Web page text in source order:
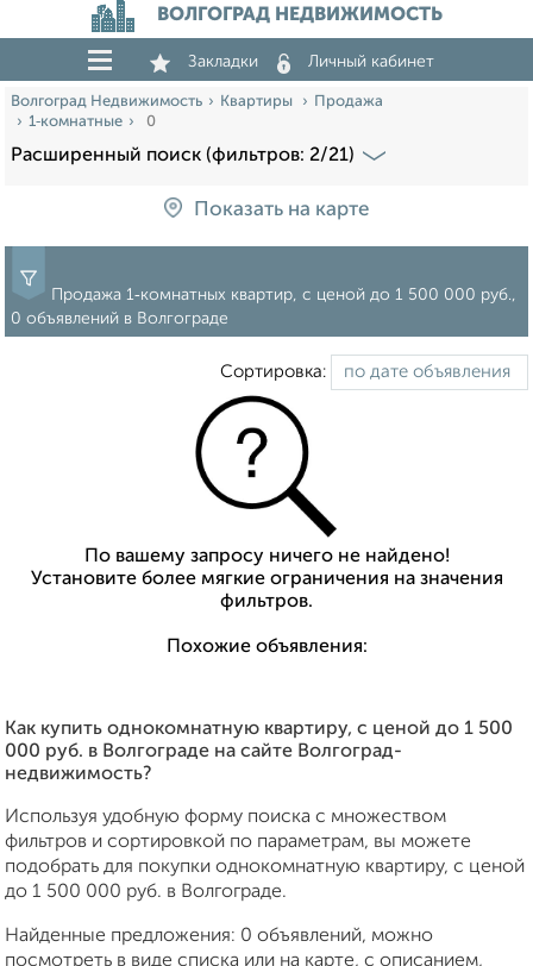
ВОЛГОГРАД НЕДВИЖИМОСТЬ
Закладки Личный кабинет
Волгоград Недвижимость Квартиры
Продажа
1‑комнатные
0
Расширенный поиск (фильтров: 2/21)
Показать на карте
Продажа 1‑комнатных квартир, c ценой до 1 500 000 руб.,
0 объявлений в Волгограде
Сортировка:
По вашему запросу ничего не найдено!
Установите более мягкие ограничения на значения
фильтров.
Похожие объявления:
Как купить однокомнатную квартиру, c ценой до 1 500
000 руб. в Волгограде на сайте Волгоград-
недвижимость?
Используя удобную форму поиска с множеством
фильтров и сортировкой по параметрам, вы можете
подобрать для покупки однокомнатную квартиру, c ценой
до 1 500 000 руб. в Волгограде.
Найденные предложения: 0 объявлений, можно
посмотреть в виде списка или на карте, с описанием,